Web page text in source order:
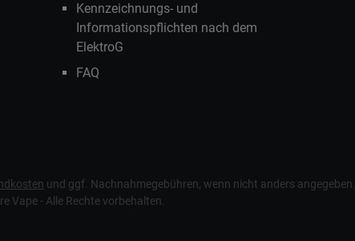
Kennzeichnungs- und
Informationspflichten nach dem
ElektroG
FAQ
und ggf. Nachnahmegebühren, wenn nicht anders angegeben.
Vape - Alle Rechte vorbehalten.